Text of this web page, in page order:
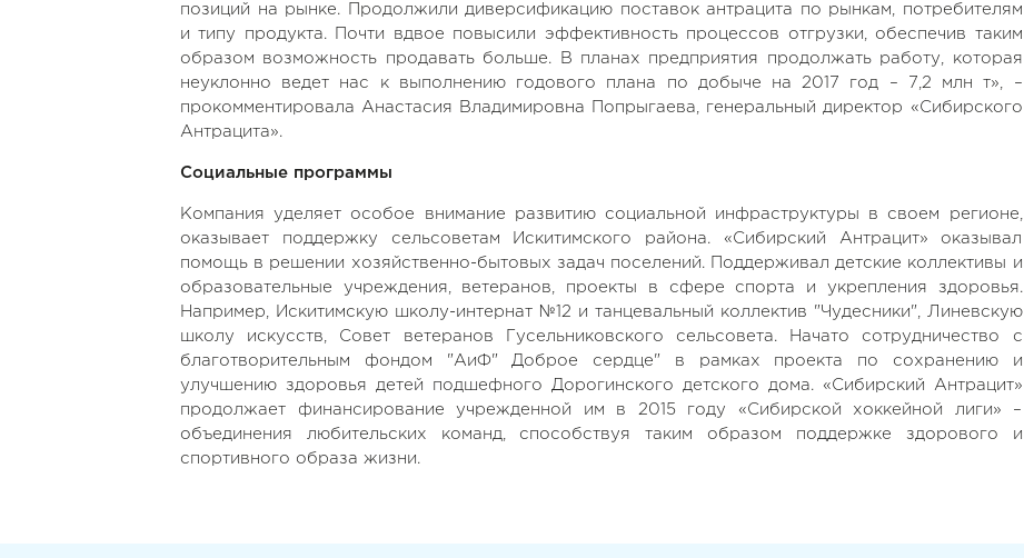
позиций на рынке. Продолжили диверсификацию поставок антрацита по рынкам, потребителям
и типу продукта. Почти вдвое повысили эффективность процессов отгрузки, обеспечив таким
образом возможность продавать больше. В планах предприятия продолжать работу, которая
неуклонно ведет нас к выполнению годового плана по добыче на 2017 год – 7,2 млн т», –
прокомментировала Анастасия Владимировна Попрыгаева, генеральный директор «Сибирского
Антрацита».
Социальные программы
Компания уделяет особое внимание развитию социальной инфраструктуры в своем регионе,
оказывает поддержку сельсоветам Искитимского района. «Сибирский Антрацит» оказывал
помощь в решении хозяйственно-бытовых задач поселений. Поддерживал детские коллективы и
образовательные учреждения, ветеранов, проекты в сфере спорта и укрепления здоровья.
Например, Искитимскую школу-интернат №12 и танцевальный коллектив "Чудесники", Линевскую
школу искусств, Совет ветеранов Гусельниковского сельсовета. Начато сотрудничество с
благотворительным фондом "АиФ" Доброе сердце" в рамках проекта по сохранению и
улучшению здоровья детей подшефного Дорогинского детского дома. «Сибирский Антрацит»
продолжает финансирование учрежденной им в 2015 году «Сибирской хоккейной лиги» –
объединения любительских команд, способствуя таким образом поддержке здорового и
спортивного образа жизни.